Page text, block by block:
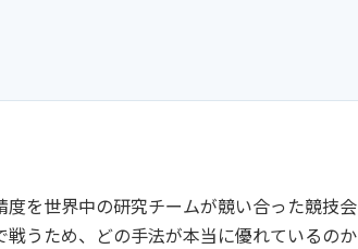
を世界中の研究チームが競い合った競技会
うため、どの手法が本当に優れているのか